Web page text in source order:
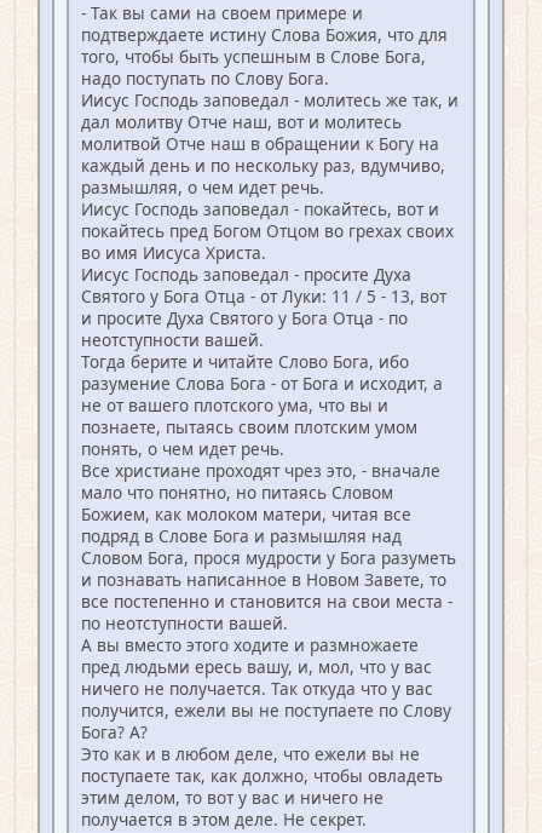
- Так вы сами на своем примере и
подтверждаете истину Слова Божия, что для
того, чтобы быть успешным в Слове Бога,
надо поступать по Слову Бога.
Иисус Господь заповедал - молитесь же так, и
дал молитву Отче наш, вот и молитесь
молитвой Отче наш в обращении к Богу на
каждый день и по нескольку раз, вдумчиво,
размышляя, о чем идет речь.
Иисус Господь заповедал - покайтесь, вот и
покайтесь пред Богом Отцом во грехах своих
во имя Иисуса Христа.
Иисус Господь заповедал - просите Духа
Святого у Бога Отца - от Луки: 11 / 5 - 13, вот
и просите Духа Святого у Бога Отца - по
неотступности вашей.
Тогда берите и читайте Слово Бога, ибо
разумение Слова Бога - от Бога и исходит, а
не от вашего плотского ума, что вы и
познаете, пытаясь своим плотским умом
понять, о чем идет речь.
Все христиане проходят чрез это, - вначале
мало что понятно, но питаясь Словом
Божием, как молоком матери, читая все
подряд в Слове Бога и размышляя над
Словом Бога, прося мудрости у Бога разуметь
и познавать написанное в Новом Завете, то
все постепенно и становится на свои места -
по неотступности вашей.
А вы вместо этого ходите и размножаете
пред людьми ересь вашу, и, мол, что у вас
ничего не получается. Так откуда что у вас
получится, ежели вы не поступаете по Слову
Бога? А?
Это как и в любом деле, что ежели вы не
поступаете так, как должно, чтобы овладеть
этим делом, то вот у вас и ничего не
получается в этом деле. Не секрет.